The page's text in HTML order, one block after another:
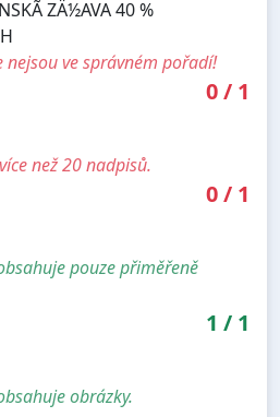
ZÄ½AVA 40 %
nejsou ve správném pořadí!
0/ 1
než 20 nadpisů.
0/ 1
pouze přiměřeně
1 / 1
obrázky.